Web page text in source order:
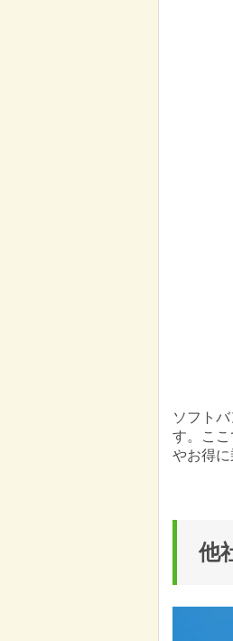
ソフト
す。こ
やお得に
他